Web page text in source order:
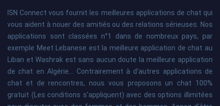
ISN Connect vous fournit les meilleures applications de chat qui
vous aident à nouer des amitiés ou des relations sérieuses. Nos
applications sont classées n°1 dans de nombreux pays, par
exemple Meet Lebanese est la meilleure application de chat au
Liban et Washrak est sans aucun doute la meilleure application
de chat en Algérie... Contrairement à d'autres applications de
chat et de rencontres, nous vous proposons un chat 100%
gratuit (Les conditions s'appliquent) avec des options illimitées